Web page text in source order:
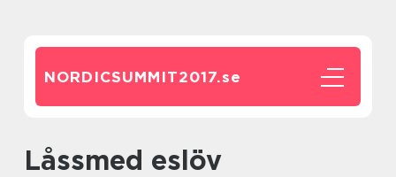
NORDICSUMMIT2017.se
låssmed eslöv